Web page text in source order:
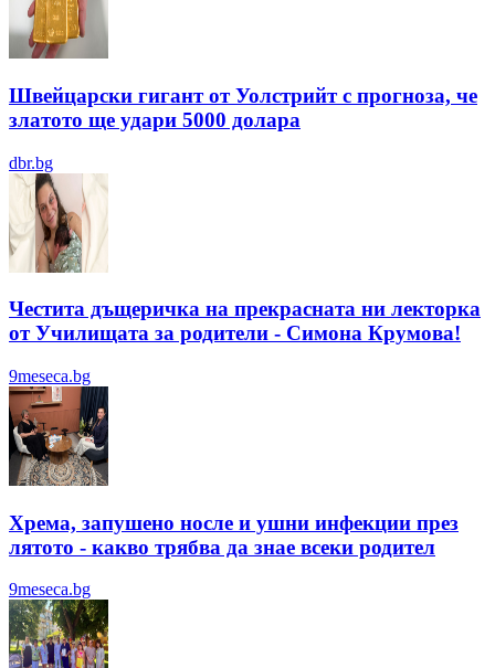
Швейцарски гигант от Уолстрийт с прогноза, че
златото ще удари 5000 долара
dbr.bg
Честита дъщеричка на прекрасната ни лекторка
от Училищата за родители - Симона Крумова!
9meseca.bg
Хрема, запушено носле и ушни инфекции през
лятотo - какво трябва да знае всеки родител
9meseca.bg